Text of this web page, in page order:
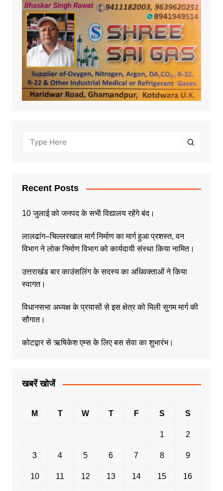
Recent Posts
10 जुलाई को जनपद के सभी विद्यालय रहेंगे बंद।
लालढांग–चिल्लरखाल मार्ग निर्माण का मार्ग हुआ प्रशस्त, वन
विभाग ने लोक निर्माण विभाग को कार्यदायी संस्था किया नामित।
उत्तराखंड बार काउंसलिंग के सदस्य का अधिवक्ताओं ने किया
स्वागत।
विधानसभा अध्यक्ष के प्रयासों से इस क्षेत्र को मिली सुगम मार्ग की
सौगात।
कोटद्वार से ऋषिकेश एम्स के लिए बस सेवा का शुभारंभ।
खबरें खोजें
M T W T F S S
1 2
3 4 5 6 7 8 9
10 11 12 13 14 15 16